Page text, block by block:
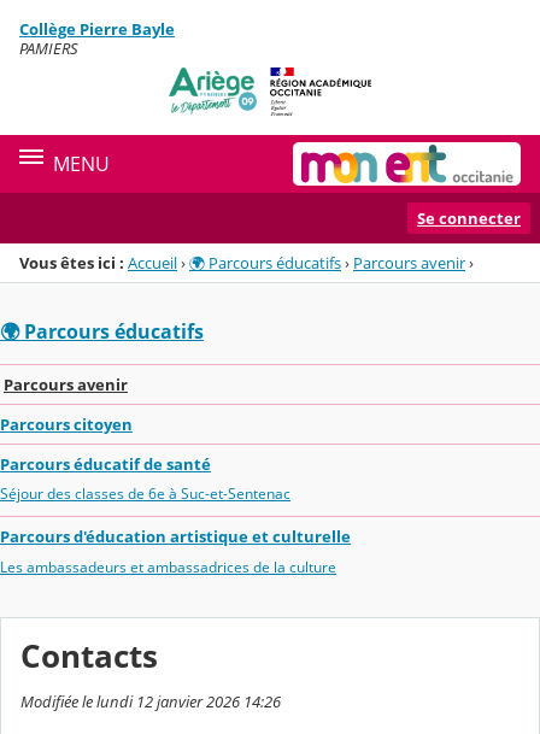
Menu de la rubrique
Contenu
Collège Pierre Bayle
PAMIERS
MENU
Se connecter
Vous êtes ici : Accueil›🌍 Parcours éducatifs› Parcours avenir›
🌍 Parcours éducatifs
Parcours avenir
Parcours citoyen
Parcours éducatif de santé
Séjour des classes de 6e à Suc-et-Sentenac
Parcours d'éducation artistique et culturelle
Les ambassadeurs et ambassadrices de la culture
Contacts
Modifiée le lundi 12 janvier 2026 14:26